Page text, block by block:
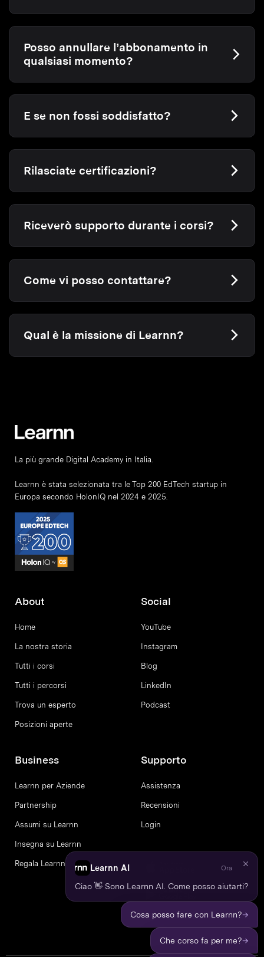
Posso annullare l’abbonamento in
qualsiasi momento?
E se non fossi soddisfatto?
Rilasciate certificazioni?
Riceverò supporto durante i corsi?
Come vi posso contattare?
Qual è la missione di Learnn?
La più grande Digital Academy in Italia.
Learnn è stata selezionata tra le Top 200 EdTech startup in
Europa secondo HolonIQ nel 2024 e 2025.
About
Home
La nostra storia
Tutti i corsi
Tutti i percorsi
Trova un esperto
Posizioni aperte
Social
YouTube
Instagram
Blog
LinkedIn
Podcast
Business
Learnn per Aziende
Partnership
Assumi su Learnn
Insegna su Learnn
Regala Learnn
Supporto
Assistenza
Recensioni
Login
Learnn AI Ora
Ciao 👋 Sono Learnn AI. Come posso aiutarti?
Cosa posso fare con Learnn?→
Che corso fa per me?→